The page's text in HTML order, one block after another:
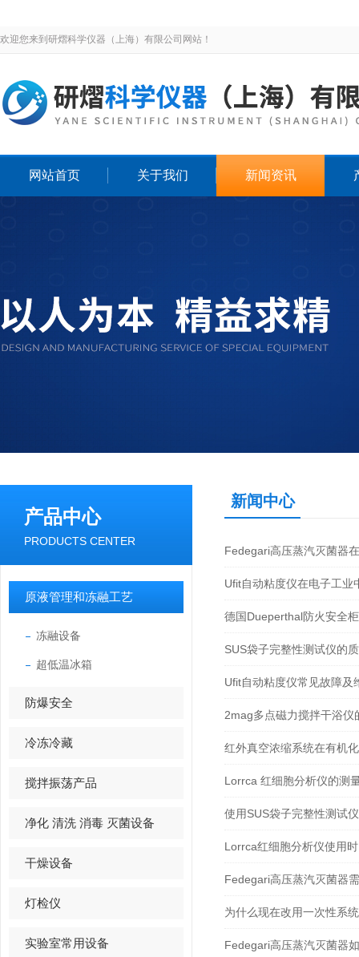
欢迎您来到研熠科学仪器（上海）有限公司网站！
网站首页 关于我们 新闻资讯
产品中心
PRODUCTS CENTER
原液管理和冻融工艺
冻融设备
超低温冰箱
防爆安全
冷冻冷藏
搅拌振荡产品
净化 清洗 消毒 灭菌设备
干燥设备
灯检仪
实验室常用设备
新闻中心
Fedegari高压蒸汽灭菌器
Ufit自动粘度仪在电子工业
德国Dueperthal防火安全
SUS袋子完整性测试仪的
Ufit自动粘度仪常见故障及
2mag多点磁力搅拌干浴仪
红外真空浓缩系统在有机
Lorrca 红细胞分析仪的测
使用SUS袋子完整性测试
Lorrca红细胞分析仪使用
Fedegari高压蒸汽灭菌器
为什么现在改用一次性系
Fedegari高压蒸汽灭菌器